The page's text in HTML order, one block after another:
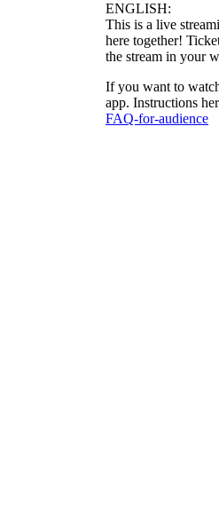
ENGLISH:
This is a live
here together!
the stream in your
If you want to
app. Instructions
FAQ-for-audience